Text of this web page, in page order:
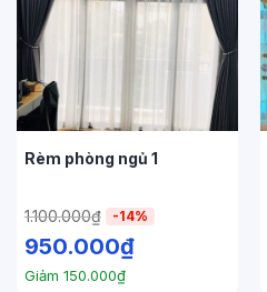
Rèm phòng ngủ 1
1.100.000₫ -14%
950.000₫
Giảm 150.000₫